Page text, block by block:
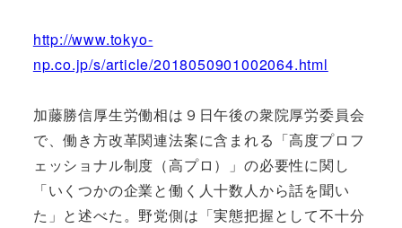
http://www.tokyo-
np.co.jp/s/article/2018050901002064.html
加藤勝信厚生労働相は９日午後の衆院厚労委員会
で、働き方改革関連法案に含まれる「高度プロフ
ェッショナル制度（高プロ）」の必要性に関し
「いくつかの企業と働く人十数人から話を聞い
た」と述べた。野党側は「実態把握として不十分